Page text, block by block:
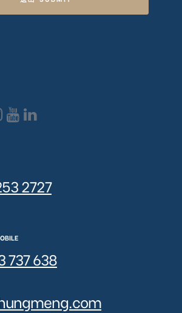
2727
737 638